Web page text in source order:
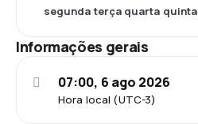
segunda terça quarta quinta
Informações gerais
Hora local (UTC-3)
07:00, 6 ago 2026